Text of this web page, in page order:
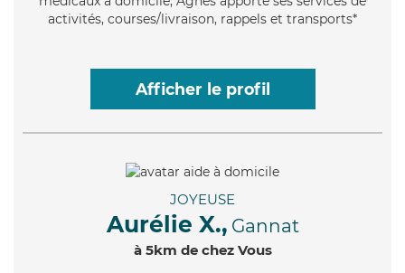
activités, courses/livraison, rappels et transports*
Afficher le profil
JOYEUSE
Aurélie X., Gannat
à 5km de chez Vous